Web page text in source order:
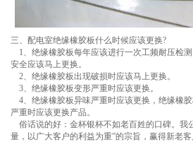
三、配电室绝缘橡胶板什么时候应该更换?
1、绝缘橡胶板每年应该进行一次工频耐压检
安全应该马上更换。
2、绝缘橡胶板出现破损时应该马上更换。
3、绝缘橡胶板变形严重时应该更换。
4、绝缘橡胶板异味严重时应该更换，绝缘橡
严重时应该更换产品。
俗话说的好：金杯银杯不如老百姓的口碑。我
量，以广大客户的利益为重”的宗旨，赢得新老客